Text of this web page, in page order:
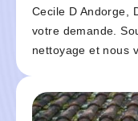
Cecile D Andorge,
votre demande.
nettoyage et nous